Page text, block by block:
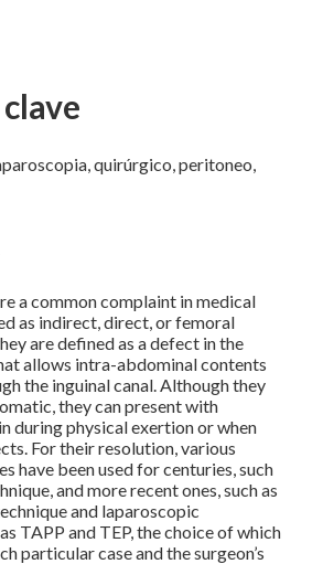
quirúrgico, peritoneo,
a common complaint in medical
as indirect, direct, or femoral
are defined as a defect in the
allows intra-abdominal contents
the inguinal canal. Although they
they can present with
during physical exertion or when
For their resolution, various
have been used for centuries, such
and more recent ones, such as
and laparoscopic
TAPP and TEP, the choice of which
particular case and the surgeon’s